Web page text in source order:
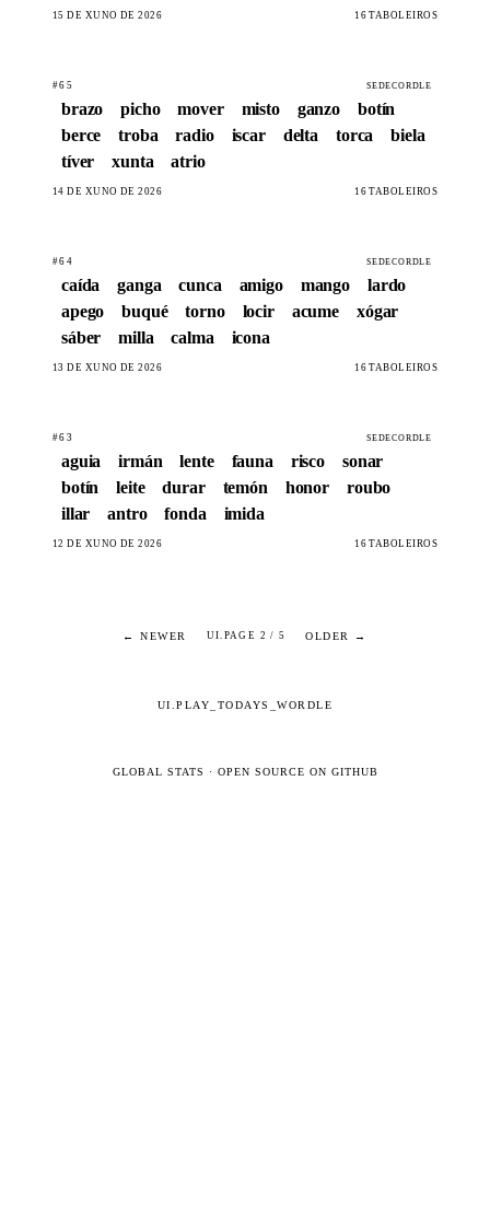
15 DE XUÑO DE 2026 16 TABOLEIROS
#65 SEDECORDLE
brazo picho mover misto ganzo
botín
berce
troba radio iscar delta torca
biela
tíver
xunta atrio
14 DE XUÑO DE 2026 16 TABOLEIROS
#64 SEDECORDLE
caída ganga cunca amigo mango
lardo
apego
buqué torno locir acume
xógar
sáber
milla calma icona
13 DE XUÑO DE 2026 16 TABOLEIROS
#63 SEDECORDLE
aguia irmán lente fauna risco
sonar
botín
leite durar temón honor
roubo
illar
antro fonda imida
12 DE XUÑO DE 2026 16 TABOLEIROS
← NEWER UI.PAGE 2 / 5 OLDER →
UI.PLAY_TODAYS_WORDLE
GLOBAL STATS · OPEN SOURCE ON GITHUB